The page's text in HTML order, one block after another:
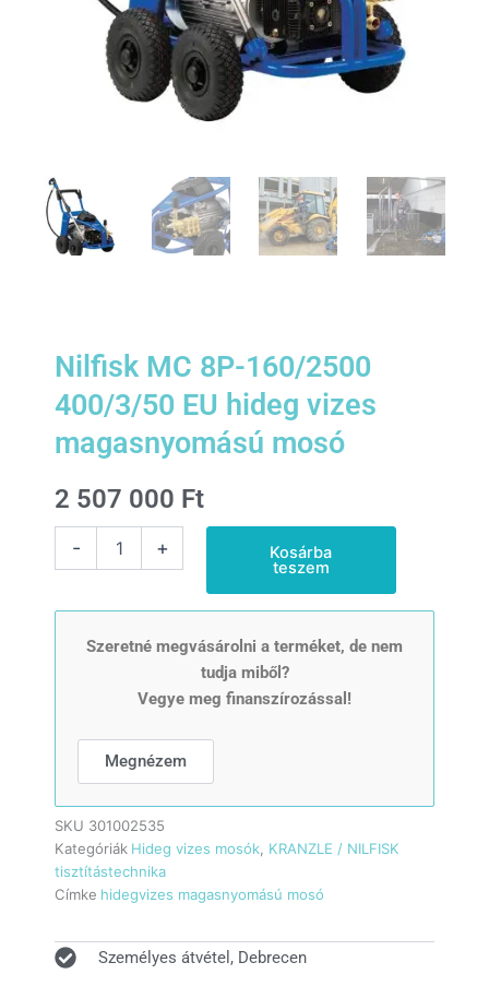
Nilfisk MC 8P-160/2500
400/3/50 EU hideg vizes
magasnyomású mosó
2 507 000 Ft
-
magasnyomású
mennyiség
+ Kosárba
teszem
Szeretné megvásárolni a terméket, de nem
tudja miből?
Vegye meg finanszírozással!
Megnézem
SKU 301002535
Kategóriák Hideg vizes mosók KRANZLE / NILFISK
tisztítástechnika
Címke hidegvizes magasnyomású mosó
Személyes átvétel, Debrecen